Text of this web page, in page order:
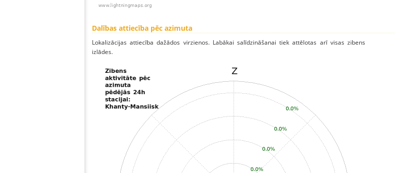
Dalības attiecība pēc azimuta
Lokalizācijas attiecība dažādos virzienos. Labākai salīdzināšanai tiek attēlotas arī visas zibens
izlādes.